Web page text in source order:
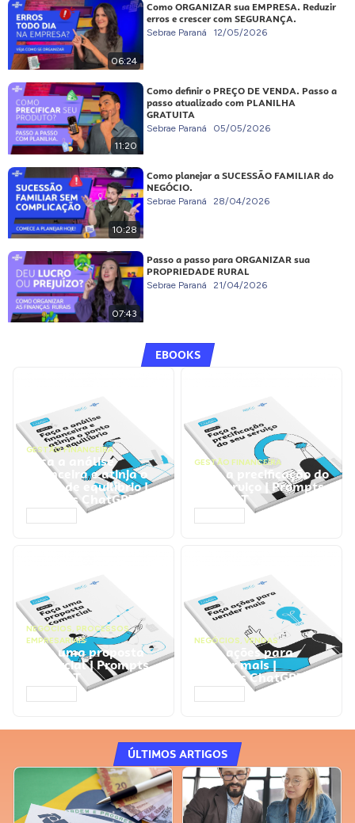
06:24
Como ORGANIZAR sua EMPRESA. Reduzir
erros e crescer com SEGURANÇA.
Sebrae Paraná 12/05/2026
11:20
Como definir o PREÇO DE VENDA. Passo a
passo atualizado com PLANILHA
GRATUITA
Sebrae Paraná 05/05/2026
10:28
Como planejar a SUCESSÃO FAMILIAR do
NEGÓCIO.
Sebrae Paraná 28/04/2026
07:43
Passo a passo para ORGANIZAR sua
PROPRIEDADE RURAL
Sebrae Paraná 21/04/2026
EBOOKS
GESTÃO FINANCEIRA
Faça a análise
financeira e atinja o
ponto de equilíbrio |
Prompts ChatGPT
GESTÃO FINANCEIRA
Faça a precificação do
seu serviço | Prompts
ChatGPT
NEGÓCIOS, PROCESSOS
EMPRESARIAIS
Faça uma proposta
comercial | Prompts
ChatGPT
NEGÓCIOS, VENDAS
Faça ações para
vender mais |
Prompts ChatGPT
ÚLTIMOS ARTIGOS